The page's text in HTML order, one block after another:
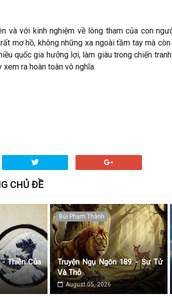
và với kinh nghiệm về lòng tham của con
mơ hồ, không những xa ngoài tầm tay mà
quốc gia hưởng lợi, làm giàu trong chiến
xem ra hoàn toàn vô nghĩa.
CHỦ ĐỀ
Thiền Của
Bùi Phạm Thành
Truyện Ngụ Ngôn 189 - Sư Tử
Và Thỏ
August 05, 2026